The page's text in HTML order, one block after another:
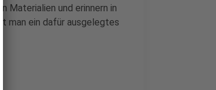
Materialien und erinnern in
man ein dafür ausgelegtes